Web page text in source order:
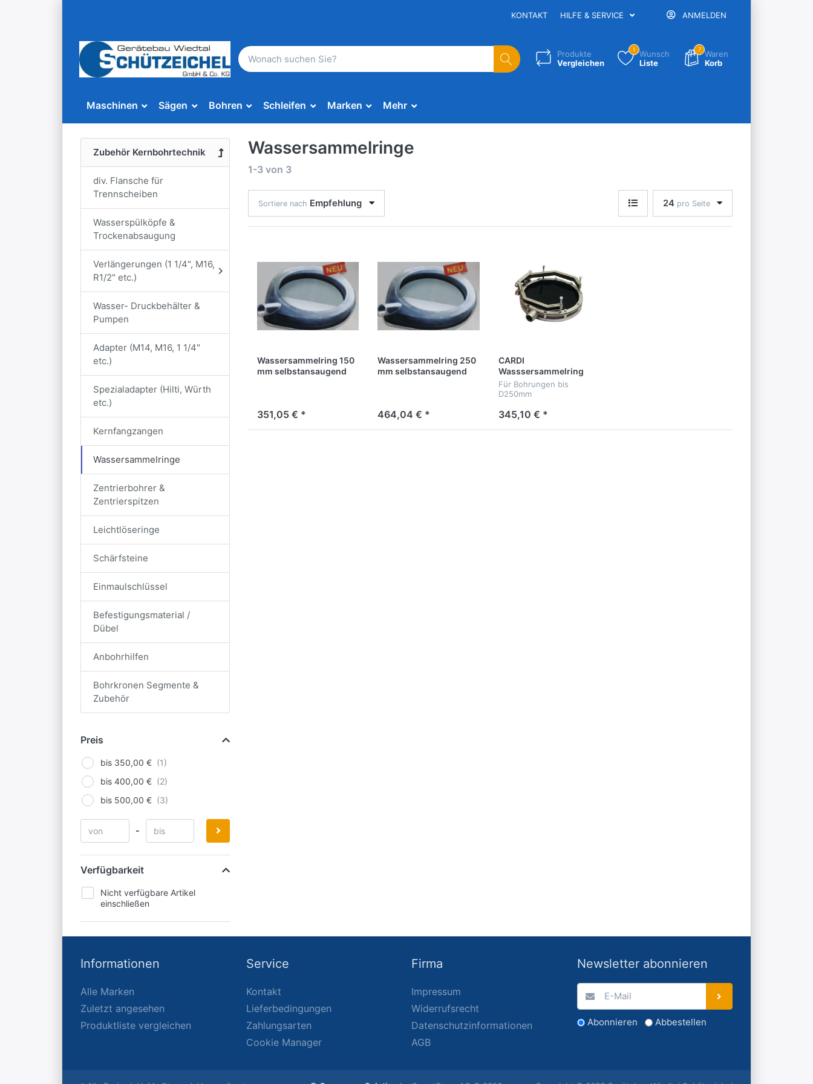
KONTAKT HILFE & SERVICE ANMELDEN
Produkte
Vergleichen
1
Wunsch
Liste
7 Waren
Korb
Maschinen Sägen Bohren Schleifen Marken Mehr
Zubehör Kernbohrtechnik
div. Flansche für
Trennscheiben
Wasserspülköpfe &
Trockenabsaugung
Verlängerungen (1 1/4", M16,
R1/2" etc.)
Wasser- Druckbehälter &
Pumpen
Adapter (M14, M16, 1 1/4"
etc.)
Spezialadapter (Hilti, Würth
etc.)
Kernfangzangen
Wassersammelringe
Zentrierbohrer &
Zentrierspitzen
Leichtlöseringe
Schärfsteine
Einmaulschlüssel
Befestigungsmaterial /
Dübel
Anbohrhilfen
Bohrkronen Segmente &
Zubehör
Preis
bis 350,00 €
bis 400,00 €
bis 500,00 €
-
Verfügbarkeit
Nicht verfügbare Artikel
einschließen
Wassersammelringe
1-3 von 3
Sortiere nach Empfehlung 24pro Seite
Wassersammelring 150
mm selbstansaugend
351,05 € *
Wassersammelring 250
mm selbstansaugend
464,04 € *
CARDI
Wasssersammelring
Columbus
Für Bohrungen bis
D250mm
345,10 € *
Informationen
Alle Marken
Zuletzt angesehen
Produktliste vergleichen
Service
Kontakt
Lieferbedingungen
Zahlungsarten
Cookie Manager
Firma
Impressum
Widerrufsrecht
Datenschutzinformationen
AGB
Newsletter abonnieren
Abonnieren Abbestellen